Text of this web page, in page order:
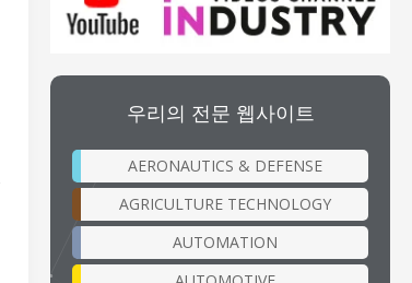
우리의 전문 웹사이트
AERONAUTICS & DEFENSE
AGRICULTURE TECHNOLOGY
AUTOMATION